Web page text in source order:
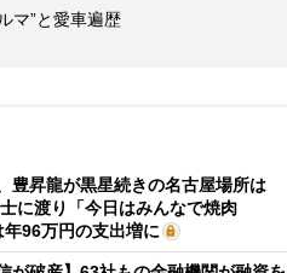
マ”と愛車遍歴
豊昇龍が黒星続きの名古屋場所は
に渡り「今日はみんなで焼肉
96万円の支出増に